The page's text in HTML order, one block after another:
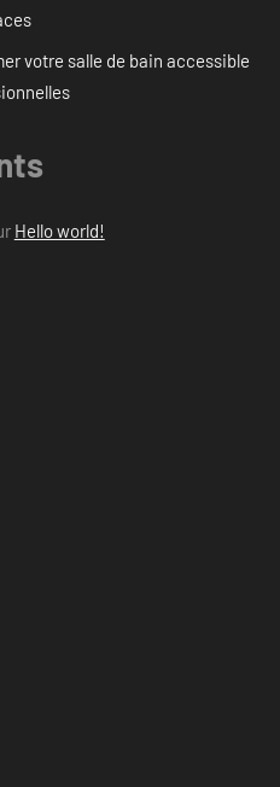
votre salle de bain accessible
Hello world!